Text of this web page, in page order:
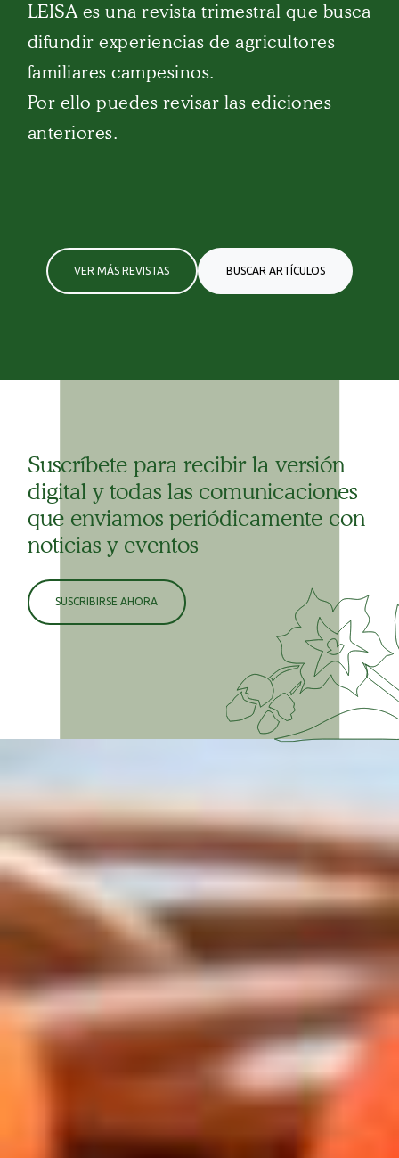
LEISA es una revista trimestral que busca
difundir experiencias de agricultores
familiares campesinos.
Por ello puedes revisar las ediciones
anteriores.
VER MÁS REVISTAS BUSCAR ARTÍCULOS
Suscríbete para recibir la versión
digital y todas las comunicaciones
que enviamos periódicamente con
noticias y eventos
SUSCRIBIRSE AHORA